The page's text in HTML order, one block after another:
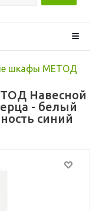
шкафы МЕТОД
Навесной
- белый
синий